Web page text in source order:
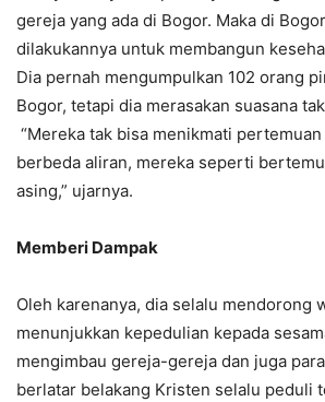
gereja yang ada di Bogor. Maka di
dilakukannya untuk membangun
Dia pernah mengumpulkan 102 orang
Bogor, tetapi dia merasakan suasana
“Mereka tak bisa menikmati
berbeda aliran, mereka seperti
asing,” ujarnya.
Memberi Dampak
Oleh karenanya, dia selalu mendorong
menunjukkan kepedulian kepada
mengimbau gereja-gereja dan juga
berlatar belakang Kristen selalu peduli